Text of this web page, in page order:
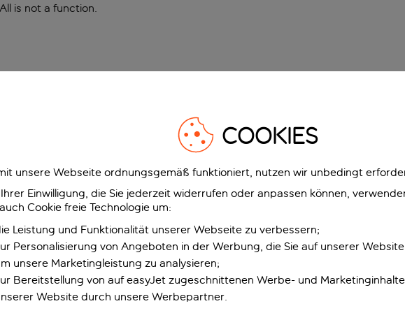
is not a function.
COOKIES
unsere Webseite ordnungsgemäß funktioniert, nutzen wir unbedingt
Einwilligung, die Sie jederzeit widerrufen oder anpassen können,
Cookie freie Technologie um:
Leistung und Funktionalität unserer Webseite zu verbessern;
Personalisierung von Angeboten in der Werbung, die Sie auf unserer
unsere Marketingleistung zu analysieren;
Bereitstellung von auf easyJet zugeschnittenen Werbe- und
Website durch unsere Werbepartner.